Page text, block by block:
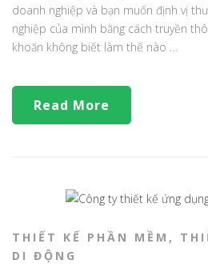
doanh nghiệp và bạn muốn định vị
nghiệp của mình bằng cách truyền
khoăn không biết làm thế nào …
Read More
THIẾT KẾ PHẦN MỀM ,
DI ĐỘNG